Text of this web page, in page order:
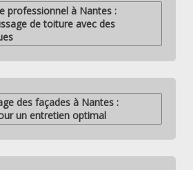
professionnel à Nantes :
de toiture avec des
des façades à Nantes :
un entretien optimal